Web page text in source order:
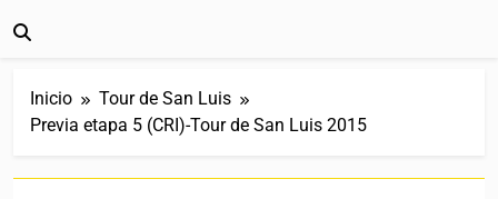
Inicio
Tour de San Luis
Previa etapa 5 (CRI)-Tour de San Luis 2015